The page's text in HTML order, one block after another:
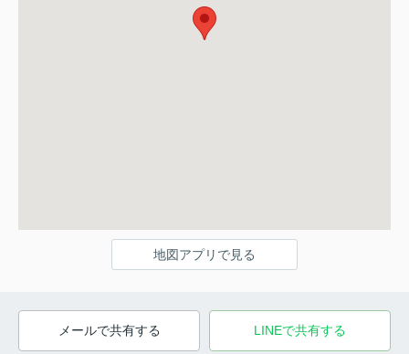
地図アプリで見る
メールで共有する LINEで共有する